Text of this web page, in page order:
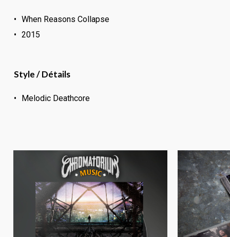
When Reasons Collapse
2015
Style / Détails
Melodic Deathcore